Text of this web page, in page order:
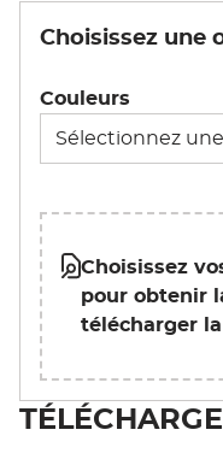
Choisissez une
Couleurs
Choisissez
pour obtenir
télécharger